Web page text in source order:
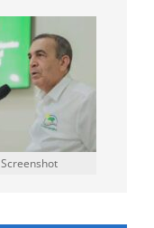
Screenshot